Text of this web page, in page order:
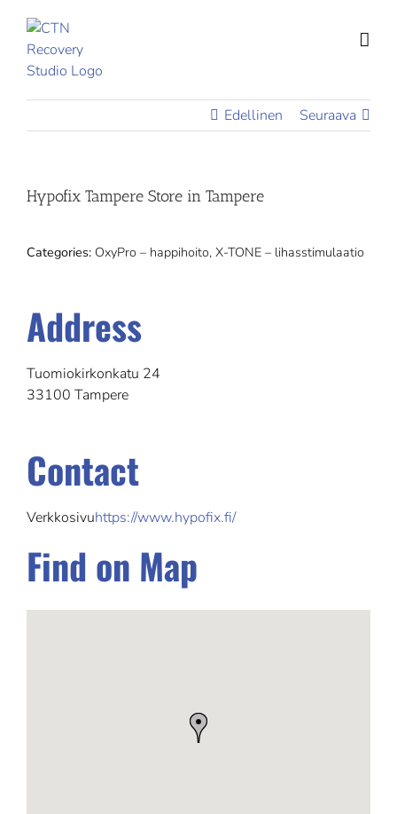
content
Edellinen Seuraava
Hypofix Tampere Store in Tampere
Categories: OxyPro – happihoito, X-TONE – lihasstimulaatio
Address
Tuomiokirkonkatu 24
33100 Tampere
Contact
Verkkosivuhttps://www.hypofix.fi/
Find on Map